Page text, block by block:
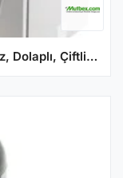
Empero 700 Plus Seri Elektrikli Fritöz, Dolaplı, Çiftli, 14+14 lt, 80x73x85 cm